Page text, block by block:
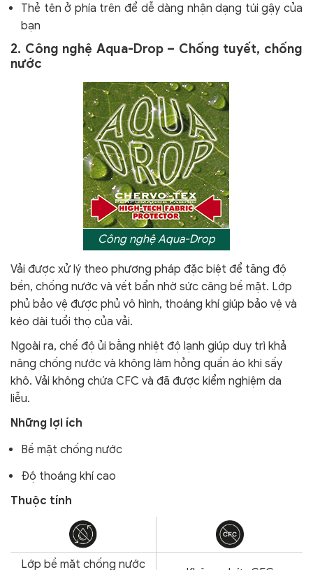
Thẻ tên ở phía trên để dễ dàng nhận dạng túi gậy của
bạn
2. Công nghệ Aqua-Drop – Chống tuyết, chống
nước
Công nghệ Aqua-Drop
Vải được xử lý theo phương pháp đặc biệt để tăng độ
bền, chống nước và vết bẩn nhờ sức căng bề mặt. Lớp
phủ bảo vệ được phủ vô hình, thoáng khí giúp bảo vệ và
kéo dài tuổi thọ của vải.
Ngoài ra, chế độ ủi bằng nhiệt độ lạnh giúp duy trì khả
năng chống nước và không làm hỏng quần áo khi sấy
khô. Vải không chứa CFC và đã được kiểm nghiệm da
liễu.
Những lợi ích
Bề mặt chống nước
Độ thoáng khí cao
Thuộc tính
Lớp bề mặt chống nước